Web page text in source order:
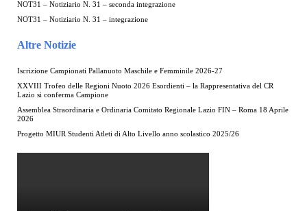
NOT31 – Notiziario N. 31 – seconda integrazione
NOT31 – Notiziario N. 31 – integrazione
Altre Notizie
Iscrizione Campionati Pallanuoto Maschile e Femminile 2026-27
XXVIII Trofeo delle Regioni Nuoto 2026 Esordienti – la Rappresentativa del CR
Lazio si conferma Campione
Assemblea Straordinaria e Ordinaria Comitato Regionale Lazio FIN – Roma 18 Aprile
2026
Progetto MIUR Studenti Atleti di Alto Livello anno scolastico 2025/26